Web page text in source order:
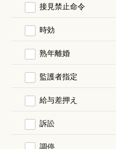
接見禁止命令
時効
熟年離婚
監護者指定
給与差押え
訴訟
調停